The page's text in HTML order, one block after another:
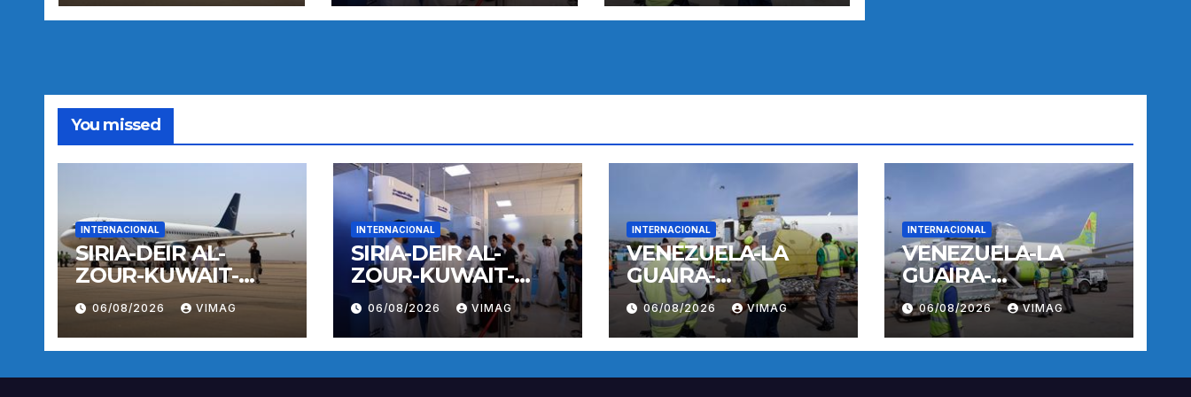
AEREAS
You missed
INTERNACIONAL
SIRIA-DEIR AL-
ZOUR-KUWAIT-
VUELO
06/08/2026 VIMAG
INTERNACIONAL
SIRIA-DEIR AL-
ZOUR-KUWAIT-
VUELO
06/08/2026 VIMAG
INTERNACIONAL
VENEZUELA-LA
GUAIRA-
TERREMOTOS-
OPERACIONES
AEREAS
06/08/2026 VIMAG
INTERNACIONAL
VENEZUELA-LA
GUAIRA-
TERREMOTOS-
OPERACIONES
AEREAS
06/08/2026 VIMAG